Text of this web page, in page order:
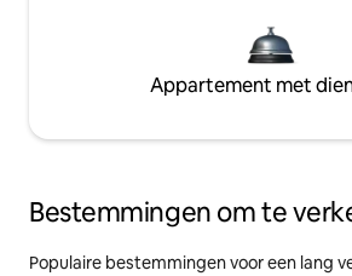
Appartement met
Bestemmingen om te
Populaire bestemmingen voor een lang